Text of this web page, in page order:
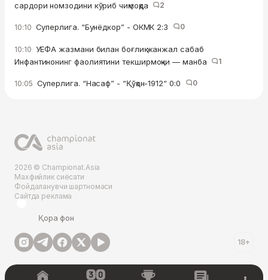
сардори номзодини кўриб чиқмоқда
2
10:10 Суперлига. “Бунёдкор” - ОКМК 2:3 0
10:10 УЕФА жазмани билан боғлиқ жанжал сабаб
Инфантинонинг фаолиятини текширмоқчи — манба
1
10:05 Суперлига. “Насаф” - “Қўқон-1912“ 0:0 0
2026 © Championat.Asia
Махфийлик сиёсати
Фойдаланувчи шартномаси
Сайтда реклама
Қора фон
18+